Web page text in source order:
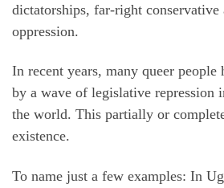
dictatorships, far-right conservative
oppression.
In recent years, many queer people
by a wave of legislative repression
the world. This partially or
existence.
To name just a few examples: In